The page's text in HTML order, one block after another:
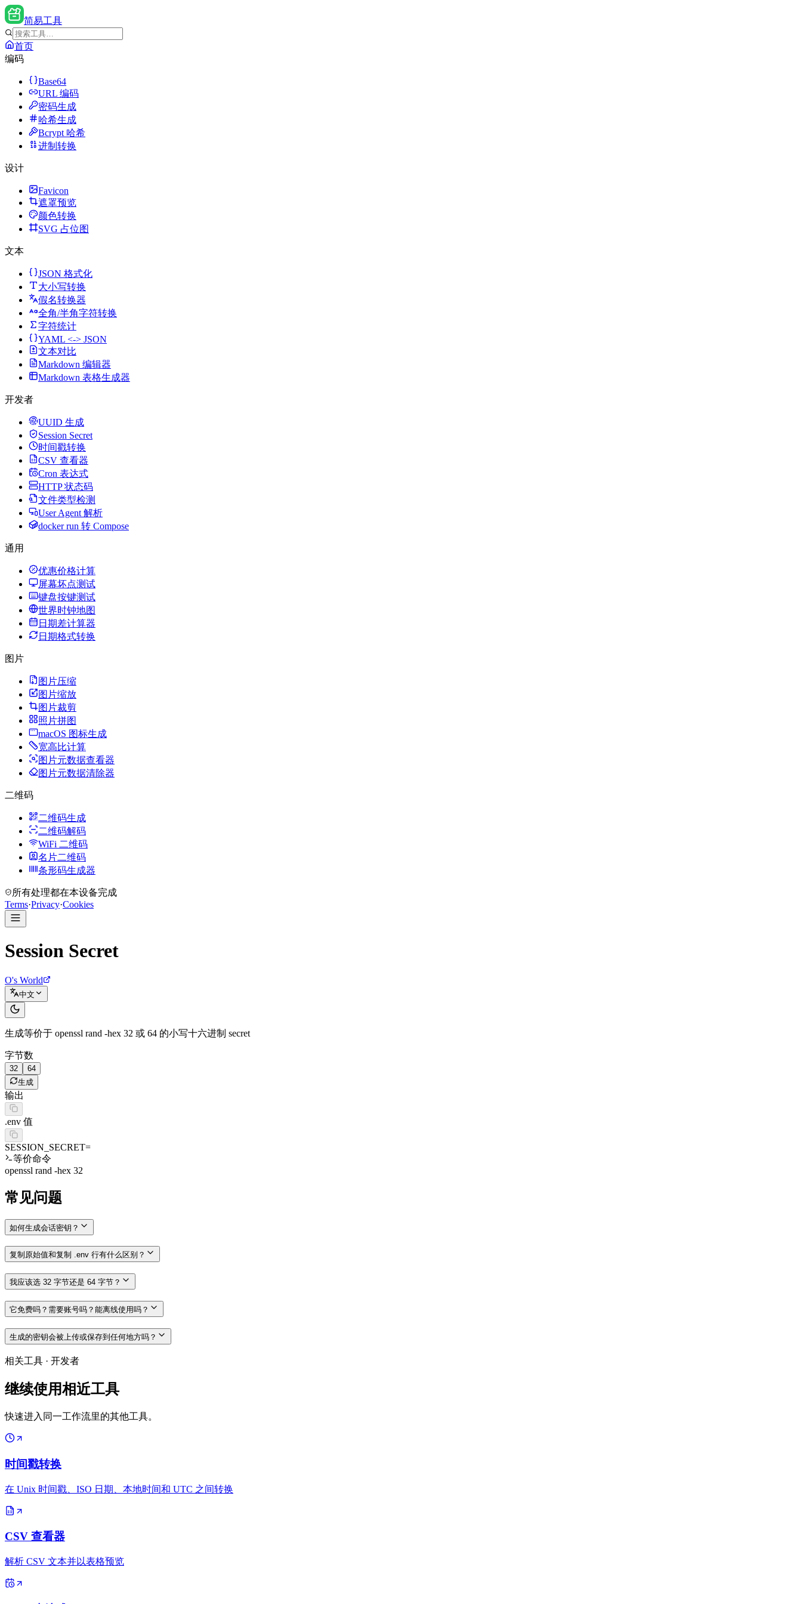
简易工具
首页
编码
Base64
URL 编码
密码生成
哈希生成
Bcrypt 哈希
进制转换
设计
Favicon
遮罩预览
颜色转换
SVG 占位图
文本
JSON 格式化
大小写转换
假名转换器
全角/半角字符转换
字符统计
YAML <-> JSON
文本对比
Markdown 编辑器
Markdown 表格生成器
开发者
UUID 生成
Session Secret
时间戳转换
CSV 查看器
Cron 表达式
HTTP 状态码
文件类型检测
User Agent 解析
docker run 转 Compose
通用
优惠价格计算
屏幕坏点测试
键盘按键测试
世界时钟地图
日期差计算器
日期格式转换
图片
图片压缩
图片缩放
图片裁剪
照片拼图
macOS 图标生成
宽高比计算
图片元数据查看器
图片元数据清除器
二维码
二维码生成
二维码解码
WiFi 二维码
名片二维码
条形码生成器
所有处理都在本设备完成
Terms·Privacy·Cookies
Session Secret
O's World
中文
生成等价于 openssl rand -hex 32 或 64 的小写十六进制 secret
字节数
32
64
生成
输出
.env 值
SESSION_SECRET=
等价命令
openssl rand -hex 32
常见问题
如何生成会话密钥？
复制原始值和复制 .env 行有什么区别？
我应该选 32 字节还是 64 字节？
它免费吗？需要账号吗？能离线使用吗？
生成的密钥会被上传或保存到任何地方吗？
相关工具 · 开发者
继续使用相近工具
快速进入同一工作流里的其他工具。
时间戳转换
在 Unix 时间戳、ISO 日期、本地时间和 UTC 之间转换
CSV 查看器
解析 CSV 文本并以表格预览